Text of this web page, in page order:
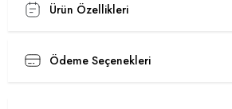
Ürün Özellikleri
Ödeme Seçenekleri